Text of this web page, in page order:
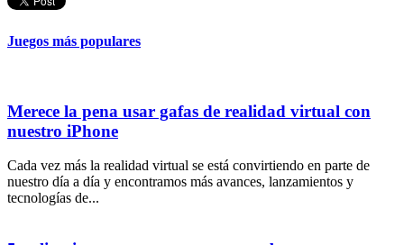
Juegos más populares
Merece la pena usar gafas de realidad virtual con
nuestro iPhone
Cada vez más la realidad virtual se está convirtiendo en parte de
nuestro día a día y encontramos más avances, lanzamientos y
tecnologías de...